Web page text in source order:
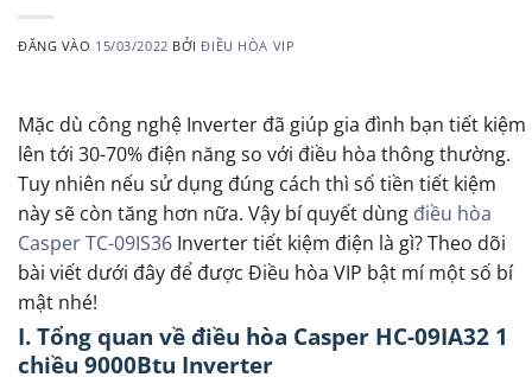
ĐĂNG VÀO 15/03/2022 BỞIĐIỀU HÒA VIP
Mặc dù công nghệ Inverter đã giúp gia đình bạn tiết kiệm
lên tới 30-70% điện năng so với điều hòa thông thường.
Tuy nhiên nếu sử dụng đúng cách thì số tiền tiết kiệm
này sẽ còn tăng hơn nữa. Vậy bí quyết dùng điều hòa
Casper TC-09IS36 Inverter tiết kiệm điện là gì? Theo dõi
bài viết dưới đây để được Điều hòa VIP bật mí một số bí
mật nhé!
I. Tổng quan về điều hòa Casper HC-09IA32 1
chiều 9000Btu Inverter